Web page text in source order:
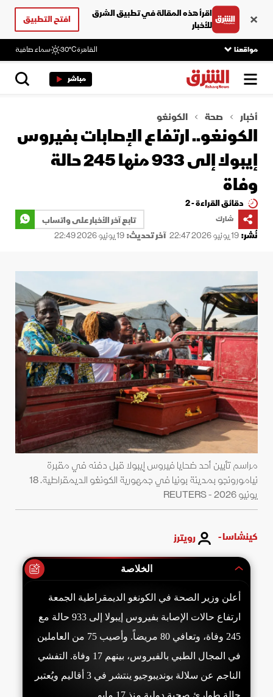
اقرأ هذه المقالة في تطبيق الشرق
للأخبار
افتح التطبيق
مواقعنا القاهرة30°C سماء صافية
مباشر
أخبار صحة الكونغو
الكونغو.. ارتفاع الإصابات بفيروس
إيبولا إلى 933 منها 245 حالة
وفاة
دقائق القراءة - 2
شارك
تابع آخر الأخبار على واتساب
نُشر:19 يونيو 2026 22:47 آخر تحديث:19 يونيو 2026 22:49
مراسم تأبين أحد ضحايا فيروس إيبولا قبل دفنه في مقبرة
نيامورونجو بمدينة بونيا في جمهورية الكونغو الديمقراطية. 18
يونيو 2026 - REUTERS
كينشاسا - رويترز
الخلاصة
أعلن وزير الصحة في الكونغو الديمقراطية الجمعة
ارتفاع حالات الإصابة بفيروس إيبولا إلى 933 حالة مع
245 وفاة، وتعافي 80 مريضاً. وأصيب 75 من العاملين
في المجال الطبي بالفيروس، بينهم 17 وفاة. التفشي
الناجم عن سلالة بونديبوجيو ينتشر في 3 أقاليم ويُعتبر
حالة طوارئ صحية دولية منذ 17 مايو.